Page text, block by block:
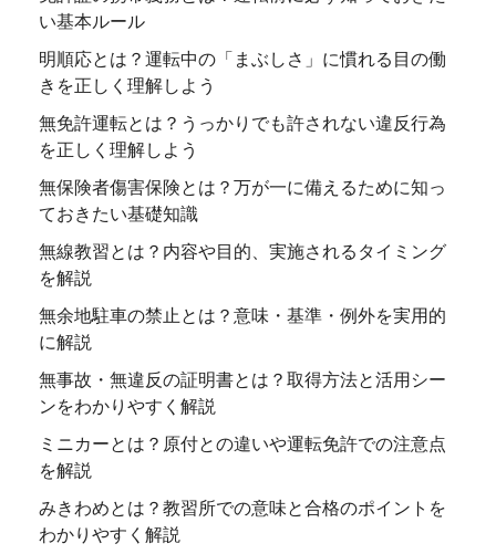
い基本ルール
明順応とは？運転中の「まぶしさ」に慣れる目の働
きを正しく理解しよう
無免許運転とは？うっかりでも許されない違反行為
を正しく理解しよう
無保険者傷害保険とは？万が一に備えるために知っ
ておきたい基礎知識
無線教習とは？内容や目的、実施されるタイミング
を解説
無余地駐車の禁止とは？意味・基準・例外を実用的
に解説
無事故・無違反の証明書とは？取得方法と活用シー
ンをわかりやすく解説
ミニカーとは？原付との違いや運転免許での注意点
を解説
みきわめとは？教習所での意味と合格のポイントを
わかりやすく解説